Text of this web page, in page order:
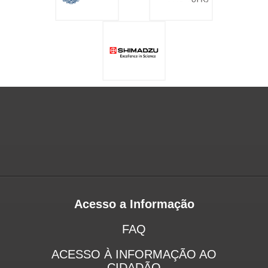
Acesso a Informação
FAQ
ACESSO À INFORMAÇÃO AO